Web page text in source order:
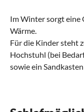
Im Winter sorgt eine
Wärme.
Für die Kinder steht
Hochstuhl (bei
sowie ein